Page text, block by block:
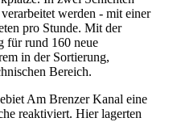
werden - mit einer
pro Stunde. Mit der
für rund 160 neue
in der Sortierung,
Bereich.
Am Brenzer Kanal eine
reaktiviert. Hier lagerten